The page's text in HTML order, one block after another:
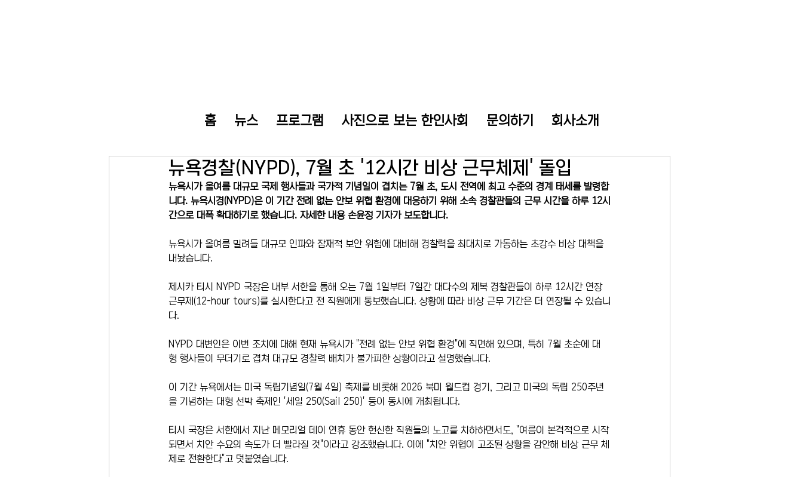
홈 뉴스 프로그램 사진으로 보는 한인사회 문의하기 회사소개
뉴욕경찰(NYPD), 7월 초 '12시간 비상 근무체제' 돌입
뉴욕시가 올여름 대규모 국제 행사들과 국가적 기념일이 겹치는 7월 초, 도시 전역에 최고 수준의 경계 태세를 발령합
니다. 뉴욕시경(NYPD)은 이 기간 전례 없는 안보 위협 환경에 대응하기 위해 소속 경찰관들의 근무 시간을 하루 12시
간으로 대폭 확대하기로 했습니다. 자세한 내용 손윤정 기자가 보도합니다.
뉴욕시가 올여름 밀려들 대규모 인파와 잠재적 보안 위험에 대비해 경찰력을 최대치로 가동하는 초강수 비상 대책을
내놨습니다.
제시카 티시 NYPD 국장은 내부 서한을 통해 오는 7월 1일부터 7일간 대다수의 제복 경찰관들이 하루 12시간 연장
근무제(12-hour tours)를 실시한다고 전 직원에게 통보했습니다. 상황에 따라 비상 근무 기간은 더 연장될 수 있습니
다.
NYPD 대변인은 이번 조치에 대해 현재 뉴욕시가 "전례 없는 안보 위협 환경"에 직면해 있으며, 특히 7월 초순에 대
형 행사들이 무더기로 겹쳐 대규모 경찰력 배치가 불가피한 상황이라고 설명했습니다.
이 기간 뉴욕에서는 미국 독립기념일(7월 4일) 축제를 비롯해 2026 북미 월드컵 경기, 그리고 미국의 독립 250주년
을 기념하는 대형 선박 축제인 '세일 250(Sail 250)' 등이 동시에 개최됩니다.
티시 국장은 서한에서 지난 메모리얼 데이 연휴 동안 헌신한 직원들의 노고를 치하하면서도, "여름이 본격적으로 시작
되면서 치안 수요의 속도가 더 빨라질 것"이라고 강조했습니다. 이에 "치안 위협이 고조된 상황을 감안해 비상 근무 체
제로 전환한다"고 덧붙였습니다.